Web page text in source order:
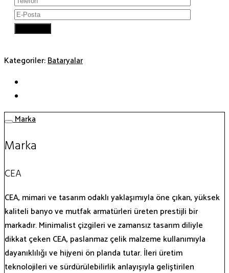
Kategoriler:Bataryalar
Marka
Marka
CEA
CEA, mimari ve tasarım odaklı yaklaşımıyla öne çıkan, yüksek
kaliteli banyo ve mutfak armatürleri üreten prestijli bir
markadır. Minimalist çizgileri ve zamansız tasarım diliyle
dikkat çeken CEA, paslanmaz çelik malzeme kullanımıyla
dayanıklılığı ve hijyeni ön planda tutar. İleri üretim
teknolojileri ve sürdürülebilirlik anlayışıyla geliştirilen